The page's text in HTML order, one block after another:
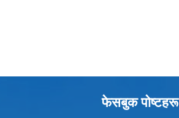
फेसबुक पाेष्टहरू